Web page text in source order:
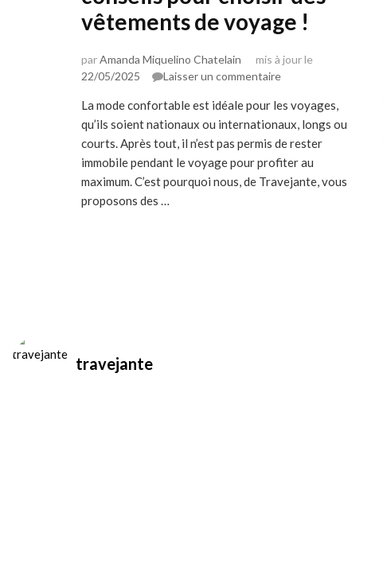
vêtements de voyage !
parAmanda Miquelino Chatelain
mis à jour le
22/05/2025
Laisser un commentairesur
confortable
:
4
conseils
pour
choisir
La mode confortable est idéale pour les voyages,
qu’ils soient nationaux ou internationaux, longs ou
courts. Après tout, il n’est pas permis de rester
immobile pendant le voyage pour profiter au
maximum. C’est pourquoi nous, de Travejante, vous
proposons des …
travejante